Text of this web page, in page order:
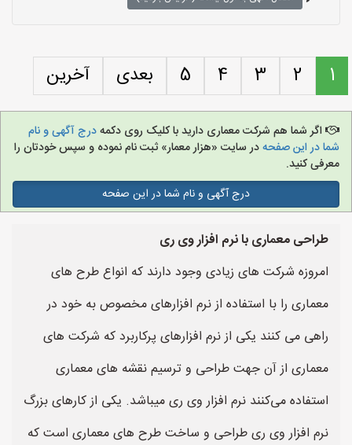
1
2
3
4
5 بعدی آخرین
اگر شما هم شرکت معماری دارید با کلیک روی دکمهدرج آگهی و نام
شما در این صفحهدر سایت «هزار معمار» ثبت نام نموده و سپس خودتان را
معرفی کنید.
درج آگهی و نام شما در این صفحه
طراحی معماری با نرم افزار وی ری
امروزه شرکت های زیادی وجود دارند که انواع طرح های
معماری را با استفاده از نرم افزارهای مخصوص به خود در
راهی می کنند یکی از نرم افزارهای پرکاربرد که شرکت های
معماری از آن جهت طراحی و ترسیم نقشه های معماری
استفاده می‌کنند نرم افزار وی ری میباشد. یکی از کارهای بزرگ
نرم افزار وی ری طراحی و ساخت طرح های معماری است که